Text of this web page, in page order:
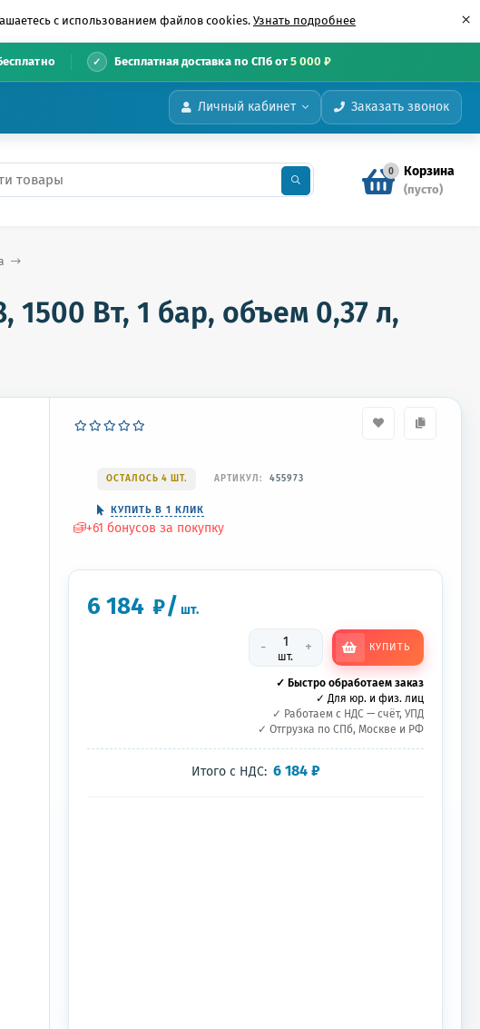
с использованием файлов cookies. Узнать подробнее ×
Бесплатная доставка по СПб от5 000 ₽
Личный кабинет Заказать звонок
0 Корзина
(пусто)
1500 Вт, 1 бар, объем 0,37 л,
ОСТАЛОСЬ 4 ШТ. АРТИКУЛ: 455973
КУПИТЬ В 1 КЛИК
+61 бонусов за покупку
6 184 ₽/ шт.
-
шт.
+ КУПИТЬ
✓ Быстро обработаем заказ
✓ Для юр. и физ. лиц
✓ Работаем с НДС — счёт, УПД
✓ Отгрузка по СПб, Москве и РФ
Итого с НДС: 6 184 ₽